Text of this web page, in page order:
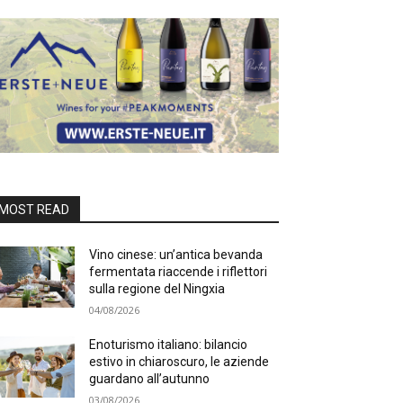
READ
Vino cinese: un’antica bevanda
fermentata riaccende i riflettori
sulla regione del Ningxia
04/08/2026
Enoturismo italiano: bilancio
estivo in chiaroscuro, le aziende
guardano all’autunno
03/08/2026